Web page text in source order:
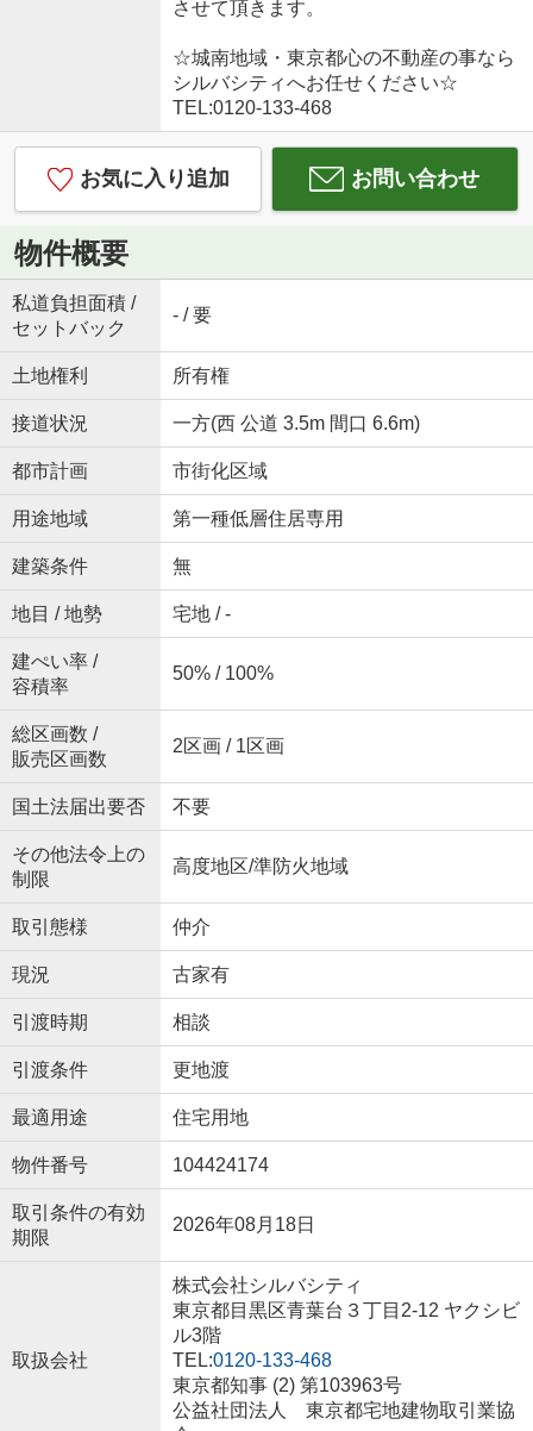
させて頂きます。
☆城南地域・東京都心の不動産の事なら
シルバシティへお任せください☆
TEL:0120-133-468
お気に入り追加 お問い合わせ
物件概要
私道負担面積 /
セットバック
- / 要
土地権利 所有権
接道状況 一方(西 公道 3.5m 間口 6.6m)
都市計画 市街化区域
用途地域 第一種低層住居専用
建築条件 無
地目 / 地勢 宅地 / -
建ぺい率 /
容積率
50% / 100%
総区画数 /
販売区画数
2区画 / 1区画
国土法届出要否 不要
その他法令上の
制限
高度地区/準防火地域
取引態様 仲介
現況 古家有
引渡時期 相談
引渡条件 更地渡
最適用途 住宅用地
物件番号 104424174
取引条件の有効
期限
2026年08月18日
取扱会社
株式会社シルバシティ
東京都目黒区青葉台３丁目2-12 ヤクシビ
ル3階
TEL:0120-133-468
東京都知事 (2) 第103963号
公益社団法人 東京都宅地建物取引業協